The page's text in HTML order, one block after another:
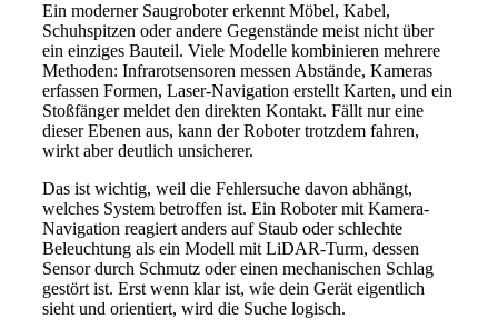
Ein moderner Saugroboter erkennt Möbel, Kabel,
Schuhspitzen oder andere Gegenstände meist nicht über
ein einziges Bauteil. Viele Modelle kombinieren mehrere
Methoden: Infrarotsensoren messen Abstände, Kameras
erfassen Formen, Laser-Navigation erstellt Karten, und ein
Stoßfänger meldet den direkten Kontakt. Fällt nur eine
dieser Ebenen aus, kann der Roboter trotzdem fahren,
wirkt aber deutlich unsicherer.
Das ist wichtig, weil die Fehlersuche davon abhängt,
welches System betroffen ist. Ein Roboter mit Kamera-
Navigation reagiert anders auf Staub oder schlechte
Beleuchtung als ein Modell mit LiDAR-Turm, dessen
Sensor durch Schmutz oder einen mechanischen Schlag
gestört ist. Erst wenn klar ist, wie dein Gerät eigentlich
sieht und orientiert, wird die Suche logisch.